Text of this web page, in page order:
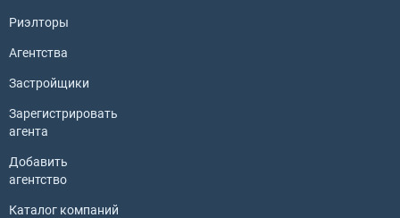
Риэлторы
Агентства
Застройщики
Зарегистрировать
агента
Добавить
агентство
Каталог компаний